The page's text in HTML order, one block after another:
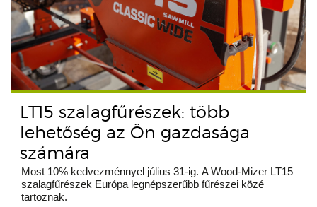
LT15 szalagfűrészek: több
lehetőség az Ön gazdasága
számára
Most 10% kedvezménnyel július 31-ig. A Wood-Mizer LT15
szalagfűrészek Európa legnépszerűbb fűrészei közé
tartoznak.